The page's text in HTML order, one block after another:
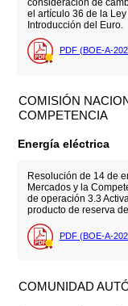
consideración de
el artículo 36 de la
Introducción del Euro.
PDF (BOE-A-
COMISIÓN
COMPETENCIA
Energía eléctrica
Resolución de 14 de
Mercados y la
de operación 3.3
producto de reserva
PDF (BOE-A-
COMUNIDAD